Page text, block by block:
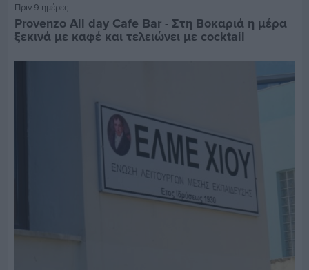
Πριν 9 ημέρες
Provenzo All day Cafe Bar - Στη Βοκαριά η μέρα
ξεκινά με καφέ και τελειώνει με cocktail